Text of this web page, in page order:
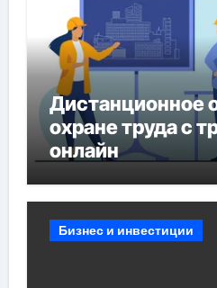
Дистанционное
охране труда с
онлайн
Бизнес и инвестиции